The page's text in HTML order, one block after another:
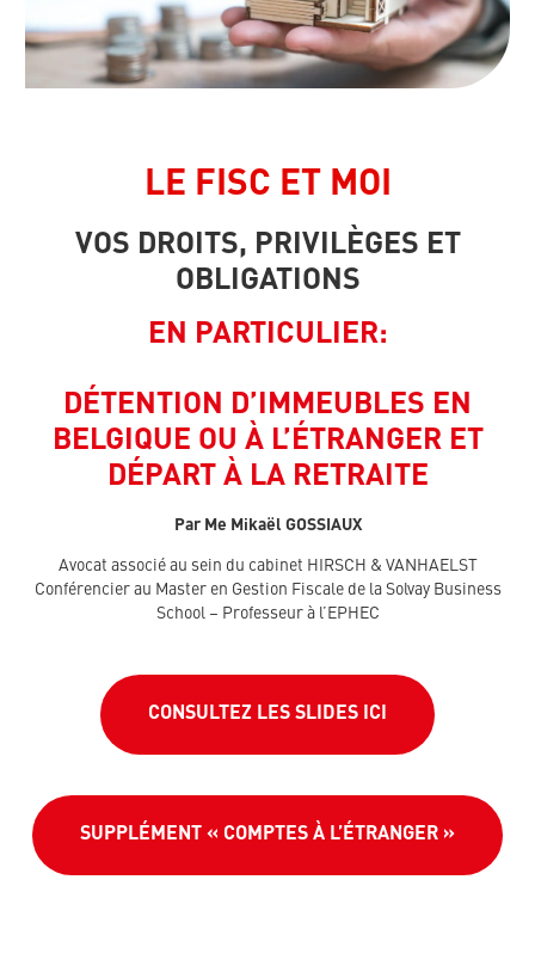
LE FISC ET MOI
VOS DROITS, PRIVILÈGES ET
OBLIGATIONS
EN PARTICULIER:
DÉTENTION D’IMMEUBLES EN
BELGIQUE OU À L’ÉTRANGER ET
DÉPART À LA RETRAITE
Par Me Mikaël GOSSIAUX
Avocat associé au sein du cabinet HIRSCH & VANHAELST
Conférencier au Master en Gestion Fiscale de la Solvay Business
School – Professeur à l’EPHEC
CONSULTEZ LES SLIDES ICI
SUPPLÉMENT « COMPTES À L’ÉTRANGER »